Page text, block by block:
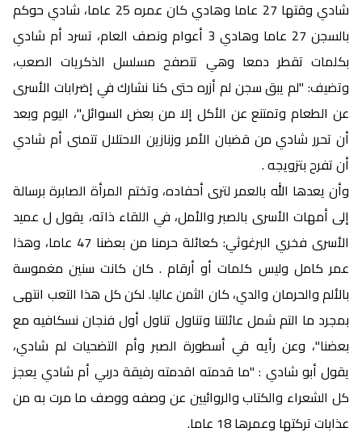
شادي وقتها 27 عاما وهادي كان عمره 25 عاما، شادي حوكم
بالسجن 27 عاما وهادي 3 أعوام ونصف العام، تسرد أم شادي
بكلمات تقطر دمعا وهي تتصفح مسلسل الذكريات الصعب،
وتضيف: "لم يبق سجن لم أزره حتى كنا نشارك في إضرابات الأسرى
عن الطعام وتمتنع عن الأكل إلا من بعض السوائل"، اليوم وبعد
أن تحرر شادي من قضبان الأمر وزنازين الاحتلال تتمنى أم شادي
أن تفرح بتزويجه .
وأن يعدها الله بالعمر لترى أحفاده، وتختم المرأة الصابرة برسالة
إلى أمهات الأسرى بالصبر والأمل، في اللقاء ذاته، يقول ل عميد
الأسرى فخري البرغوثي: كعائلة حرمنا من بعضنا 47 عاما، وهذا
عمر كامل وليس كلمات أو أرقام . كان كانت سنين مغموسة
بالألم والحرمان والدي، كان الثمن عاليا. لكن كل هذا التعب انتهى
بمجرد ما التم شمل عائلتنا وتناول تناول أول فنجان نسكافيه مع
بعضنا"، وعن رأيه في أسطورة الصبر وأم التضحيات لم شادي،
يقول أبو شادي : "ما قدمته اقدمته رفيقة دربي أم شادي يعجز
كل الشعراء والكتاب والروائيين عن وصفه ووصف ما مرت به من
عذابات تركتها وعمرها 18 عاما.